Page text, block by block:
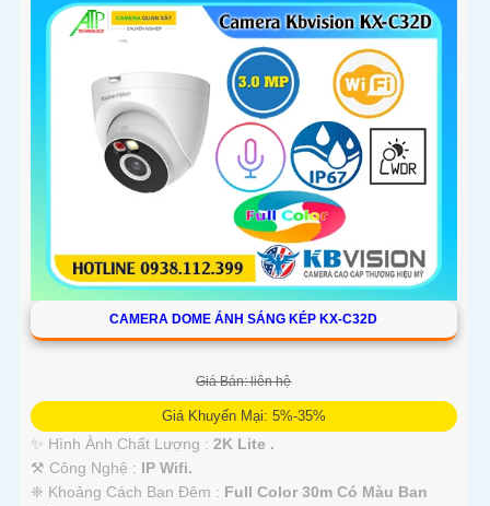
CAMERA DOME ÁNH SÁNG KÉP KX-C32D
Giá Bán: liên hệ
Giá Khuyến Mại: 5%-35%
✨ Hình Ành Chất Lượng : 2K Lite .
⚒ Công Nghệ : IP Wifi.
❈ Khoảng Cách Ban Đêm : Full Color 30m Có Màu Ban